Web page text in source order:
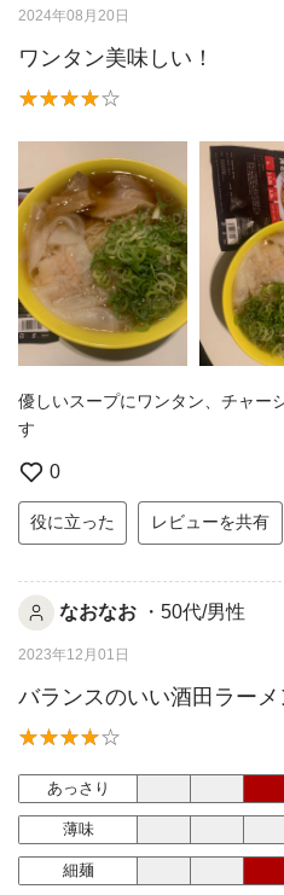
2024年08月20日
ワンタン美味しい！
優しいスープにワンタン、チャー
す
0
役に立った レビューを共有
なおなお ・50代/男性
2023年12月01日
バランスのいい酒田ラーメ
あっさり
薄味
細麺